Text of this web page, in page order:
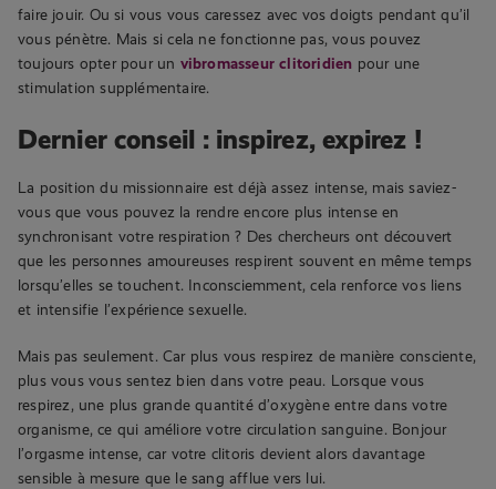
faire jouir. Ou si vous vous caressez avec vos doigts pendant qu’il
vous pénètre. Mais si cela ne fonctionne pas, vous pouvez
toujours opter pour un vibromasseur clitoridien pour une
stimulation supplémentaire.
Dernier conseil : inspirez, expirez !
La position du missionnaire est déjà assez intense, mais saviez-
vous que vous pouvez la rendre encore plus intense en
synchronisant votre respiration ? Des chercheurs ont découvert
que les personnes amoureuses respirent souvent en même temps
lorsqu’elles se touchent. Inconsciemment, cela renforce vos liens
et intensifie l’expérience sexuelle.
Mais pas seulement. Car plus vous respirez de manière consciente,
plus vous vous sentez bien dans votre peau. Lorsque vous
respirez, une plus grande quantité d’oxygène entre dans votre
organisme, ce qui améliore votre circulation sanguine. Bonjour
l’orgasme intense, car votre clitoris devient alors davantage
sensible à mesure que le sang afflue vers lui.